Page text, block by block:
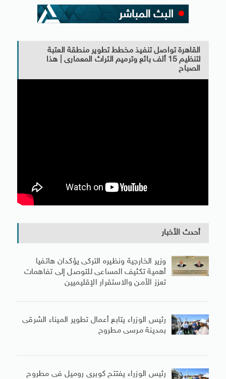
القاهرة تواصل تنفيذ مخطط تطوير منطقة العتبة
لتنظيم 15 ألف بائع وترميم التراث المعمارى | هذا
الصباح
أحدث الأخبار
وزير الخارجية ونظيره التركى يؤكدان هاتفيا
أهمية تكثيف المساعى للتوصل إلى تفاهمات
تعزز الأمن والاستقرار الإقليميين
رئيس الوزراء يتابع أعمال تطوير الميناء الشرقى
بمدينة مرسى مطروح
رئيس الوزراء يفتتح كوبرى روميل فى مطروح